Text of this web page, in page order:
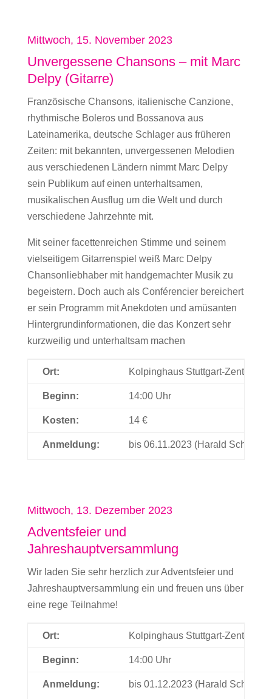
Mittwoch, 15. November 2023
Unvergessene Chansons – mit Marc
Delpy (Gitarre)
Französische Chansons, italienische Canzione,
rhythmische Boleros und Bossanova aus
Lateinamerika, deutsche Schlager aus früheren
Zeiten: mit bekannten, unvergessenen Melodien
aus verschiedenen Ländern nimmt Marc Delpy
sein Publikum auf einen unterhaltsamen,
musikalischen Ausflug um die Welt und durch
verschiedene Jahrzehnte mit.
Mit seiner facettenreichen Stimme und seinem
vielseitigem Gitarrenspiel weiß Marc Delpy
Chansonliebhaber mit handgemachter Musik zu
begeistern. Doch auch als Conférencier bereichert
er sein Programm mit Anekdoten und amüsanten
Hintergrundinformationen, die das Konzert sehr
kurzweilig und unterhaltsam machen
Ort: Kolpinghaus Stuttgart-Zentral,
Beginn: 14:00 Uhr
Kosten: 14 €
Anmeldung: bis 06.11.2023 (Harald
Mittwoch, 13. Dezember 2023
Adventsfeier und
Jahreshauptversammlung
Wir laden Sie sehr herzlich zur Adventsfeier und
Jahreshauptversammlung ein und freuen uns über
eine rege Teilnahme!
Ort: Kolpinghaus Stuttgart-Zentral,
Beginn: 14:00 Uhr
Anmeldung: bis 01.12.2023 (Harald